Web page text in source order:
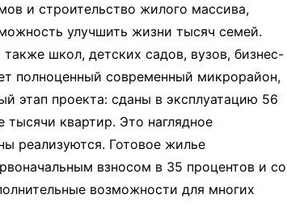
и строительство жилого массива,
улучшить жизни тысяч семей.
школ, детских садов, вузов, бизнес-
полноценный современный микрорайон,
этап проекта: сданы в эксплуатацию 56
квартир. Это наглядное
реализуются. Готовое жилье
взносом в 35 процентов и со
возможности для многих